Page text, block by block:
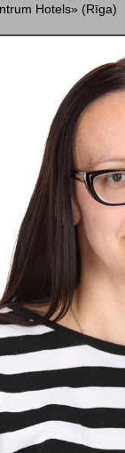
Hotels» (Rīga)